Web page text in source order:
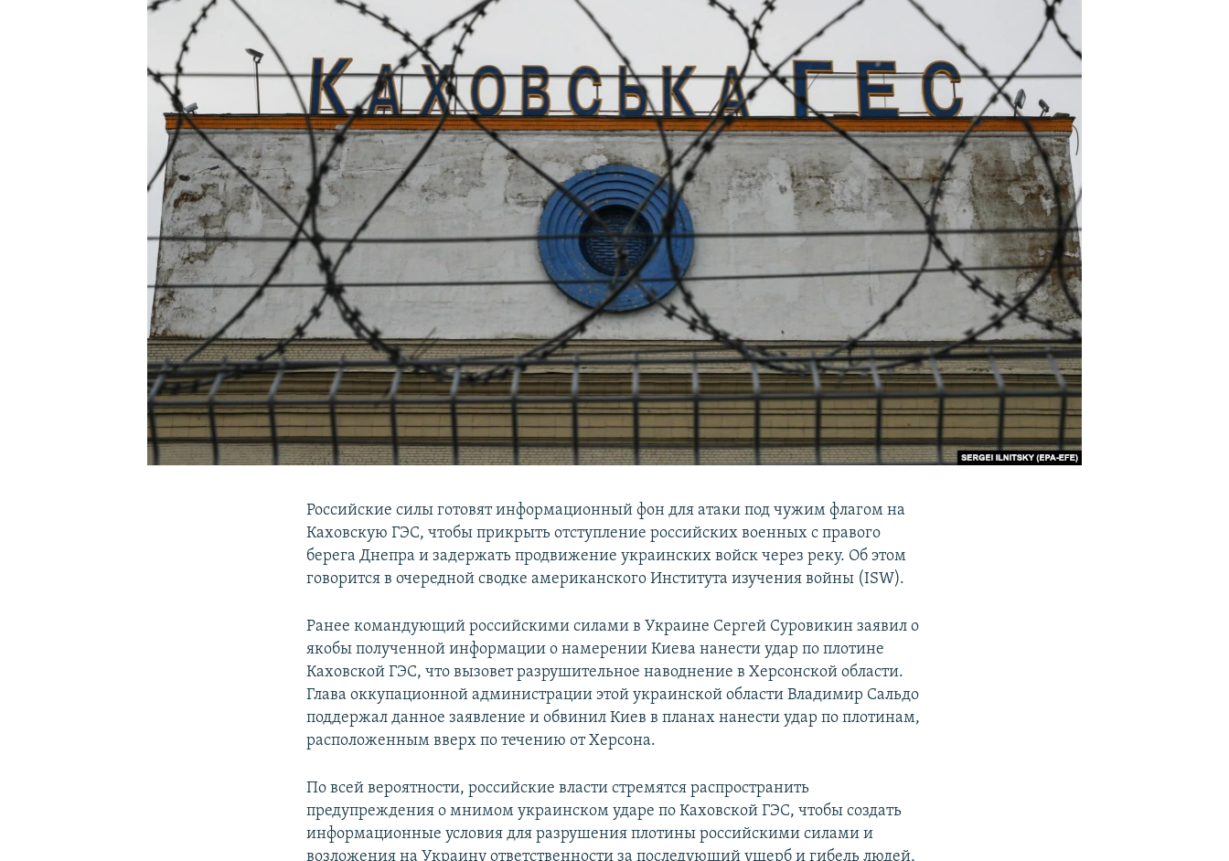
УКРАИНСКАЯ ПРОБЛЕМА КРЫМА
Российские силы готовят информационный фон для атаки под чужим флагом на
Каховскую ГЭС, чтобы прикрыть отступление российских военных с правого
берега Днепра и задержать продвижение украинских войск через реку. Об этом
говорится в очередной сводке американского Института изучения войны (ISW).
Ранее командующий российскими силами в Украине Сергей Суровикин заявил о
якобы полученной информации о намерении Киева нанести удар по плотине
Каховской ГЭС, что вызовет разрушительное наводнение в Херсонской области.
Глава оккупационной администрации этой украинской области Владимир Сальдо
поддержал данное заявление и обвинил Киев в планах нанести удар по плотинам,
расположенным вверх по течению от Херсона.
По всей вероятности, российские власти стремятся распространить
предупреждения о мнимом украинском ударе по Каховской ГЭС, чтобы создать
информационные условия для разрушения плотины российскими силами и
возложения на Украину ответственности за последующий ущерб и гибель людей,